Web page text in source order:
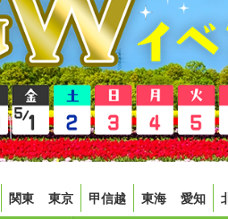
関東 東京 甲信越 東海 愛知